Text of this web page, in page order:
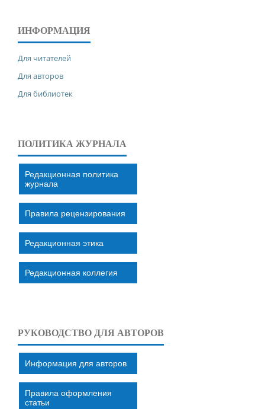
ИНФОРМАЦИЯ
Для читателей
Для авторов
Для библиотек
ПОЛИТИКА ЖУРНАЛА
Редакционная политика
журнала
Правила рецензирования
Редакционная этика
Редакционная коллегия
РУКОВОДСТВО ДЛЯ АВТОРОВ
Информация для авторов
Правила оформления
статьи